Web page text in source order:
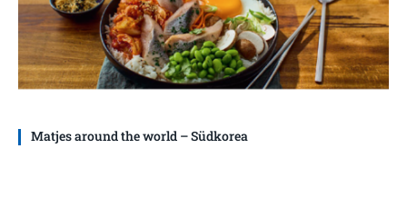
Matjes around the world – Südkorea